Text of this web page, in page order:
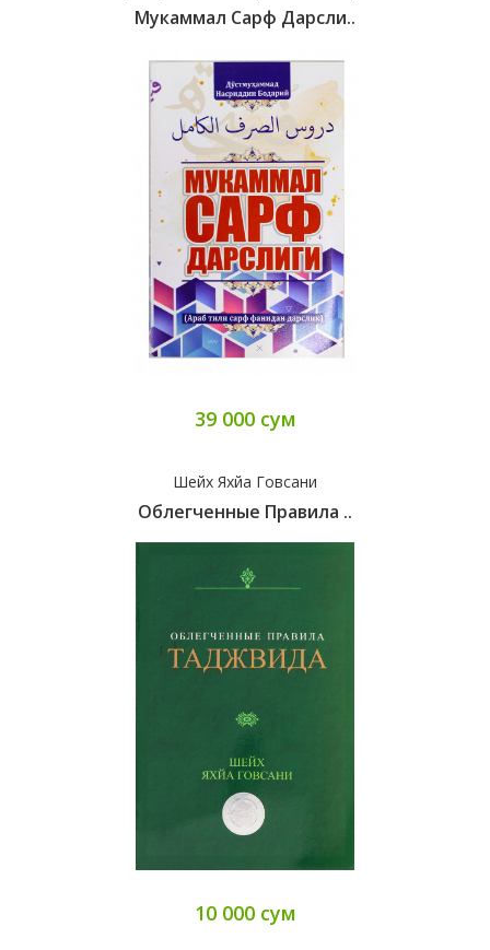
Мукаммал Сарф Дарсли..
39 000 сум
Шейх Яхйа Говсани
Облегченные Правила ..
10 000 сум